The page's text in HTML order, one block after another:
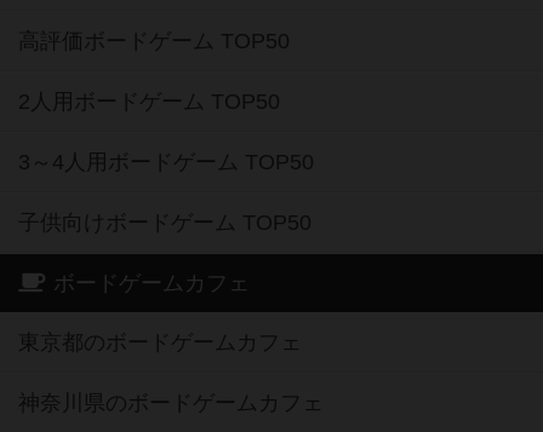
高評価ボードゲーム TOP50
2人用ボードゲーム TOP50
3～4人用ボードゲーム TOP50
子供向けボードゲーム TOP50
ボードゲームカフェ
東京都のボードゲームカフェ
神奈川県のボードゲームカフェ